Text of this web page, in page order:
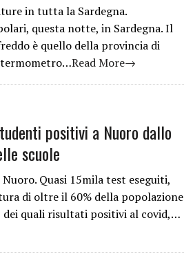
in tutta la Sardegna.
questa notte, in Sardegna. Il
è quello della provincia di
Read More→
positivi a Nuoro dallo
scuole
Quasi 15mila test eseguiti,
di oltre il 60% della popolazione
dei quali risultati positivi al covid,…